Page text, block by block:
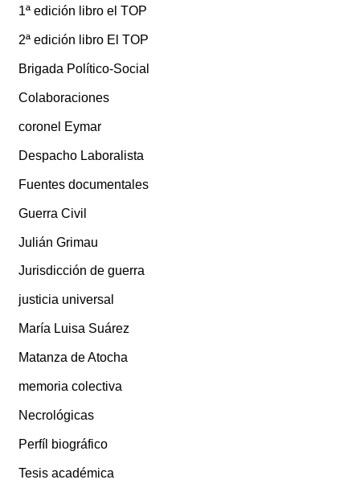
1ª edición libro el TOP
2ª edición libro El TOP
Brigada Político-Social
Colaboraciones
coronel Eymar
Despacho Laboralista
Fuentes documentales
Guerra Civil
Julián Grimau
Jurisdicción de guerra
justicia universal
María Luisa Suárez
Matanza de Atocha
memoria colectiva
Necrológicas
Perfíl biográfico
Tesis académica